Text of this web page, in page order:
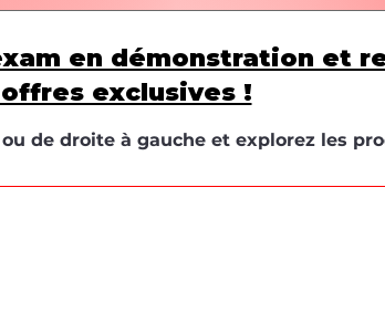
en démonstration et
exclusives !
de droite à gauche et explorez les